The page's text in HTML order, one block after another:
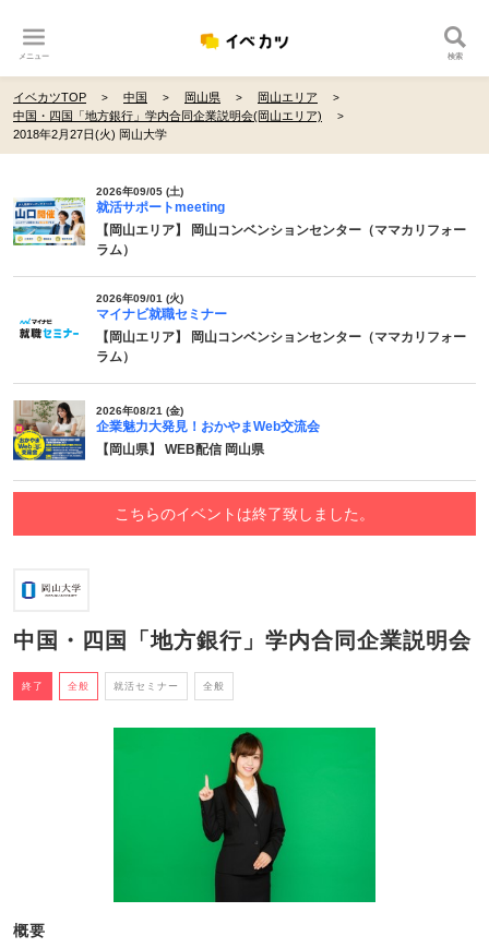
メニュー 検索
イベカツTOP 中国 岡山県
岡山エリア
中国・四国「地方銀行」学内合同企業説明会(岡山エリア)
2018年2月27日(火) 岡山大学
2026年09/05 (土)
就活サポートmeeting
【岡山エリア】 岡山コンベンションセンター（ママカリフォー
ラム）
2026年09/01 (火)
マイナビ就職セミナー
【岡山エリア】 岡山コンベンションセンター（ママカリフォー
ラム）
2026年08/21 (金)
企業魅力大発見！おかやまWeb交流会
【岡山県】 WEB配信 岡山県
こちらのイベントは終了致しました。
中国・四国「地方銀行」学内合同企業説明会
終了 全般 就活セミナー 全般
概要